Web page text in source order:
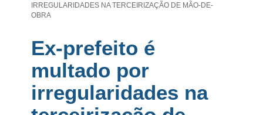
IRREGULARIDADES NA TERCEIRIZAÇÃO DE MÃO-DE-
OBRA
Ex-prefeito é
multado por
irregularidades na